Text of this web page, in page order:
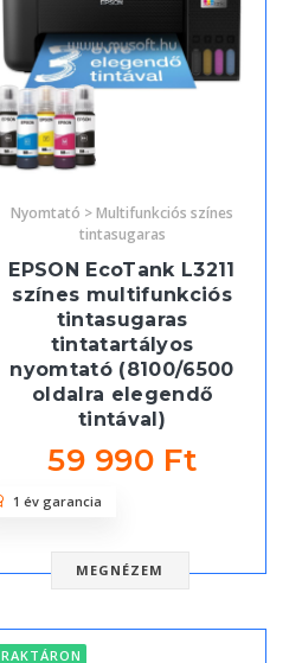
Nyomtató > Multifunkciós színes
tintasugaras
EPSON EcoTank L3211
színes multifunkciós
tintasugaras
tintatartályos
nyomtató (8100/6500
oldalra elegendő
tintával)
59 990 Ft
MEGNÉZEM
1 év garancia
RAKTÁRON